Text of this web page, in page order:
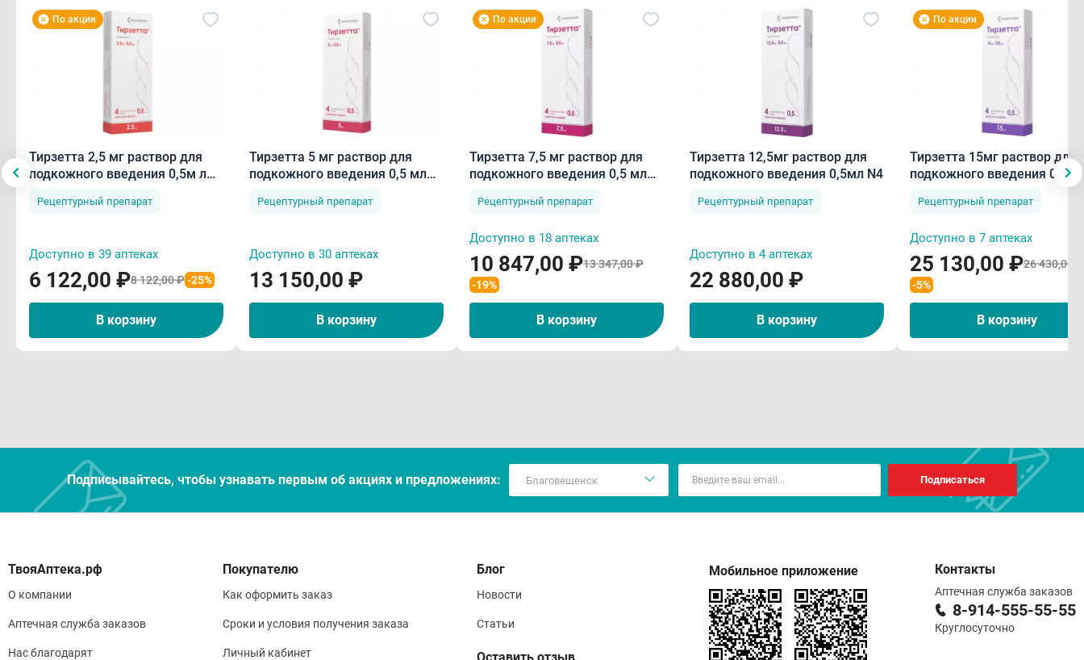
По акции
Тирзетта 2,5 мг раствор для
подкожного введения 0,5м л
Рецептурный препарат
Доступно в 39 аптеках
6 122,00 ₽8 122,00 ₽-25%
В корзину
Тирзетта 5 мг раствор для
подкожного введения 0,5 мл
Рецептурный препарат
Доступно в 30 аптеках
13 150,00 ₽
В корзину
По акции
Тирзетта 7,5 мг раствор для
подкожного введения 0,5 мл
Рецептурный препарат
Доступно в 18 аптеках
10 847,00 ₽13 347,00 ₽
-19%
В корзину
Тирзетта 12,5мг раствор для
подкожного введения 0,5мл N4
Рецептурный препарат
Доступно в 4 аптеках
22 880,00 ₽
В корзину
По акции
Тирзетта 15мг раствор для
подкожного введения
Рецептурный препарат
Доступно в 7 аптеках
25 130,00 ₽26 430,00 ₽
-5%
В корзину
Подписывайтесь, чтобы узнавать первым об акцияx и предложениях: Подписаться
О компании
Аптечная служба заказов
Нас благодарят
Покупателю
Как оформить заказ
Сроки и условия получения заказа
Личный кабинет
Блог
Новости
Статьи
Мобильное приложение Контакты
Аптечная служба заказов
8-914-555-55-55
Круглосуточно